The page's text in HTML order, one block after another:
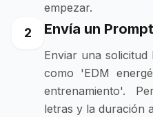
empezar.
2 Envía un Prompt
Enviar una
como 'EDM
entrenamiento'.
letras y la duración